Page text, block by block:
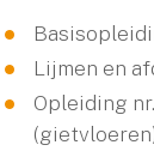
Lijmen en
Opleiding